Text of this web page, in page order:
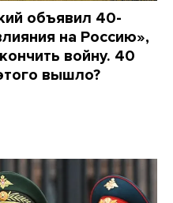
объявил 40-
на Россию»,
войну. 40
вышло?